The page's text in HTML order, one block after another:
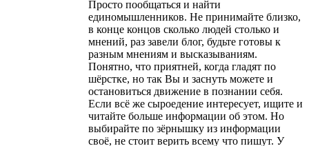
Просто пообщаться и найти
единомышленников. Не принимайте близко,
в конце концов сколько людей столько и
мнений, раз завели блог, будьте готовы к
разным мнениям и высказываниям.
Понятно, что приятней, когда гладят по
шёрстке, но так Вы и заснуть можете и
остановиться движение в познании себя.
Если всё же сыроедение интересует, ищите и
читайте больше информации об этом. Но
выбирайте по зёрнышку из информации
своё, не стоит верить всему что пишут. У